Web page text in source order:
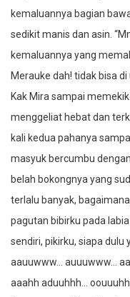
kemaluannya bagian
sedikit manis dan asin.
kemaluannya yang
Merauke dah! tidak bisa
Kak Mira sampai
menggeliat hebat dan
kali kedua pahanya
masyuk bercumbu
belah bokongnya yang
terlalu banyak,
pagutan bibirku pada
sendiri, pikirku, siapa dulu
aauuwww… auuuwww…
aaahh aduuhhh…